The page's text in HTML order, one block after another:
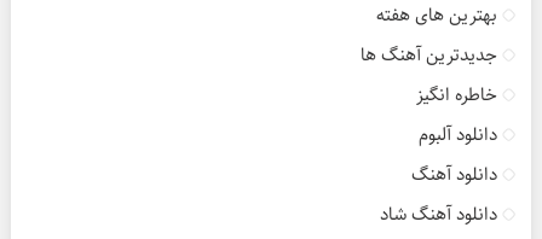
بهترین های هفته
جدیدترین آهنگ ها
خاطره انگیز
دانلود آلبوم
دانلود آهنگ
دانلود آهنگ شاد